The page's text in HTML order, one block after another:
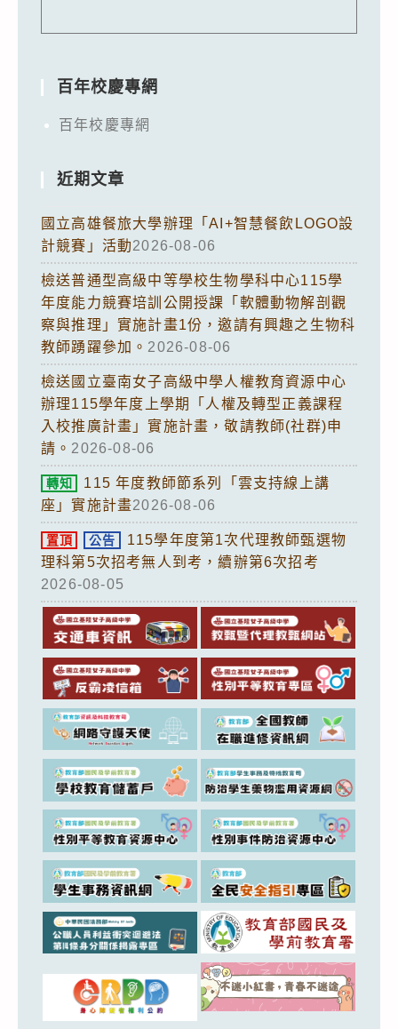
百年校慶專網
百年校慶專網
近期文章
國立高雄餐旅大學辦理「AI+智慧餐飲LOGO設
計競賽」活動2026-08-06
檢送普通型高級中等學校生物學科中心115學
年度能力競賽培訓公開授課「軟體動物解剖觀
察與推理」實施計畫1份，邀請有興趣之生物科
教師踴躍參加。 2026-08-06
檢送國立臺南女子高級中學人權教育資源中心
辦理115學年度上學期「人權及轉型正義課程
入校推廣計畫」實施計畫，敬請教師(社群)申
請。 2026-08-06
轉知
115 年度教師節系列「雲支持線上講
座」實施計畫2026-08-06
置頂 公告
115學年度第1次代理教師甄選物
理科第5次招考無人到考，續辦第6次招考
2026-08-05